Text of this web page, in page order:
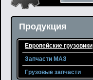
Продукция
Европейские грузовики
Запчасти МАЗ
Грузовые запчасти